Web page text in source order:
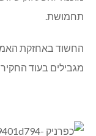
תחמושת.
החשוד באחזקת
מגבילים בעוד